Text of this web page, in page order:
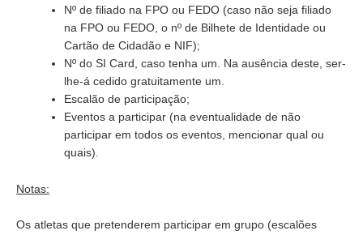
Nº de filiado na FPO ou FEDO (caso não seja filiado
na FPO ou FEDO, o nº de Bilhete de Identidade ou
Cartão de Cidadão e NIF);
Nº do SI Card, caso tenha um. Na ausência deste, ser-
lhe-á cedido gratuitamente um.
Escalão de participação;
Eventos a participar (na eventualidade de não
participar em todos os eventos, mencionar qual ou
quais).
Notas:
Os atletas que pretenderem participar em grupo (escalões